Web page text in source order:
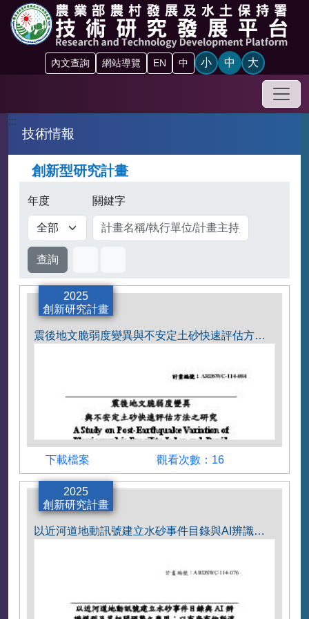
跳到主要內容區塊
內文查詢 網站導覽 EN 中 小 中 大
手機
:::
技術情報
創新型研究計畫
年度 關鍵字
2025
創新研究計畫
計畫主持人
謝孟勳助理教授
震後地文脆弱度變異與不安定土砂快速評估方法之研究
下載檔案
下載檔案 觀看次數：16
2025
創新研究計畫
以近河道地動訊號建立水砂事件目錄與AI辨識模型及其相關預警之應用：以布唐布納斯溪為例